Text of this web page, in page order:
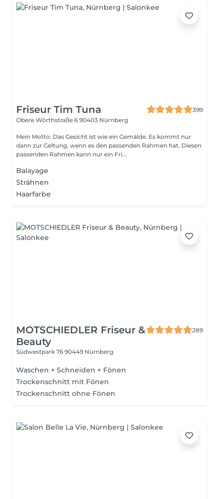
Friseur Tim Tuna
399
Obere Wörthstraße 6 90403 Nürnberg
Mein Motto: Das Gesicht ist wie ein Gemälde. Es kommt nur
dann zur Geltung, wenn es den passenden Rahmen hat. Diesen
passenden Rahmen kann nur ein Fri...
Balayage
Strähnen
Haarfarbe
MOTSCHIEDLER Friseur &
Beauty
289
Südwestpark 76 90449 Nürnberg
Waschen + Schneiden + Fönen
Trockenschnitt mit Fönen
Trockenschnitt ohne Fönen